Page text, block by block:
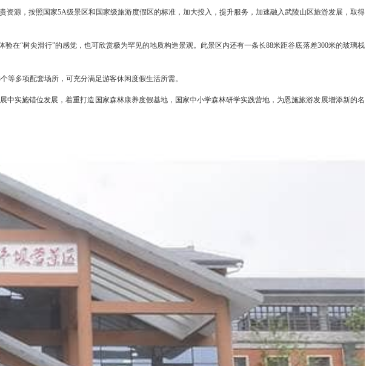
源，按照国家5A级景区和国家级旅游度假区的标准，加大投入，提升服务，加速融入武陵山区旅游发展，取得
“树尖滑行”的感觉，也可欣赏极为罕见的地质构造景观。此景区内还有一条长88米距谷底落差300米的玻璃栈
等多项配套场所，可充分满足游客休闲度假生活所需。
实施错位发展，着重打造国家森林康养度假基地，国家中小学森林研学实践营地，为恩施旅游发展增添新的名